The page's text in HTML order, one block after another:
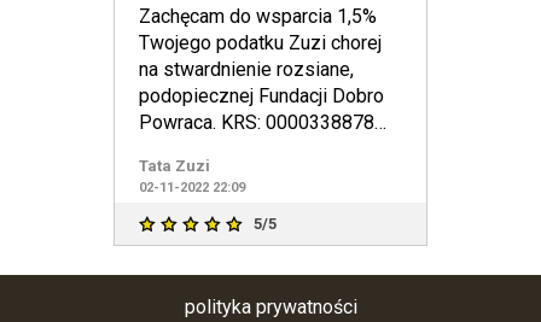
Zachęcam do wsparcia 1,5%
Twojego podatku Zuzi chorej
na stwardnienie rozsiane,
podopiecznej Fundacji Dobro
Powraca. KRS: 0000338878
Tata Zuzi
02-11-2022 22:09
5/5
polityka prywatności